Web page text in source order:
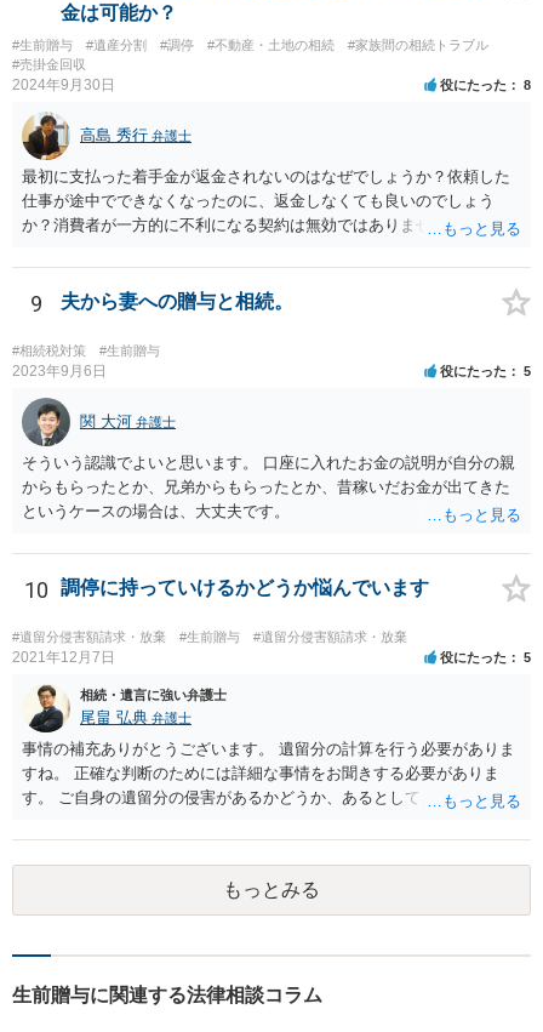
金は可能か？
#生前贈与 #遺産分割 #調停 #不動産・土地の相続
#家族間の相続トラブル
#売掛金回収
2024年9月30日 役にたった 8
高島 秀行 弁護士
最初に支払った着手金が返金されないのはなぜでしょうか？依頼した
仕事が途中でできなくなったのに、返金しなくても良いのでしょう
か？消費者が一方的に不利になる契約は無効ではありませんか？
務があると思います。 倒れた弁護士が所属する弁護士会に相談さ
れた方がよいと思います。 倒れた弁護士は脳梗塞で倒れたようで
すが、 判断能力があり、復代理を倒れた弁護士の判断で復代理を
選任したのか 即ち、復代理人の選任は有効なのかという問題もあ
ると思います。
9 夫から妻への贈与と相続。
#相続税対策 #生前贈与
2023年9月6日 役にたった 5
関 大河 弁護士
そういう認識でよいと思います。 口座に入れたお金の説明が自分の親
からもらったとか、兄弟からもらったとか、昔稼いだお金が出てきた
というケースの場合は、大丈夫です。
10 調停に持っていけるかどうか悩んでいます
#遺留分侵害額請求・放棄 #生前贈与 #遺留分侵害額請求・放棄
2021年12月7日 役にたった 5
相続・遺言に強い弁護士
尾畠 弘典 弁護士
事情の補充ありがとうございます。 遺留分の計算を行う必要がありま
すね。 正確な判断のためには詳細な事情をお聞きする必要がありま
す。 ご自身の遺留分の侵害があるかどうか、あるとしてどの程度の金
相談されるのが良いと思います。
もっとみる
生前贈与に関連する法律相談コラム